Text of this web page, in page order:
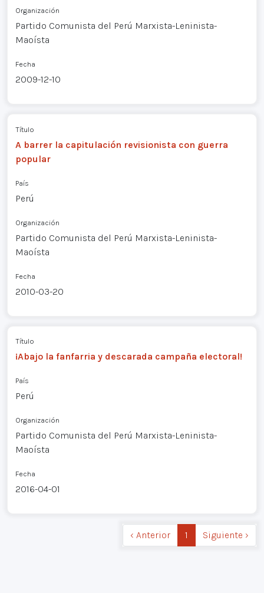
Organización
Partido Comunista del Perú Marxista-Leninista-
Maoísta
Fecha
2009-12-10
Título
A barrer la capitulación revisionista con guerra
popular
País
Perú
Organización
Partido Comunista del Perú Marxista-Leninista-
Maoísta
Fecha
2010-03-20
Título
¡Abajo la fanfarria y descarada campaña electoral!
País
Perú
Organización
Partido Comunista del Perú Marxista-Leninista-
Maoísta
Fecha
2016-04-01
‹ Anterior 1 Siguiente ›